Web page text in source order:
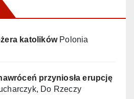
katolikówPolonia
przyniosła erupcję
Do Rzeczy